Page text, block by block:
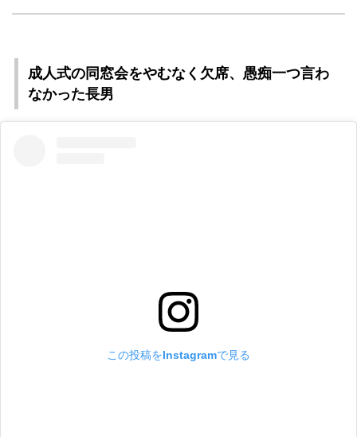
成人式の同窓会をやむなく欠席、愚痴一つ言わ
なかった長男
この投稿をInstagramで見る